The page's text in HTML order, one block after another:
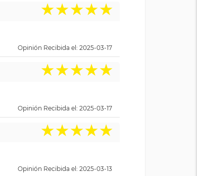
★★★★★
Opinión Recibida el: 2025-03-17
★★★★★
Opinión Recibida el: 2025-03-17
★★★★★
Opinión Recibida el: 2025-03-13